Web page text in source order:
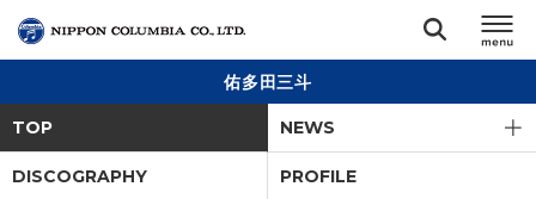
閉じる
佑多田三斗
TOP NEWS
DISCOGRAPHY PROFILE